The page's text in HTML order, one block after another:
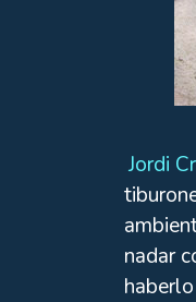
Jordi
nadar